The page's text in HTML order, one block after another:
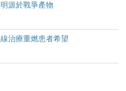
源於戰爭產物
治療重燃患者希望